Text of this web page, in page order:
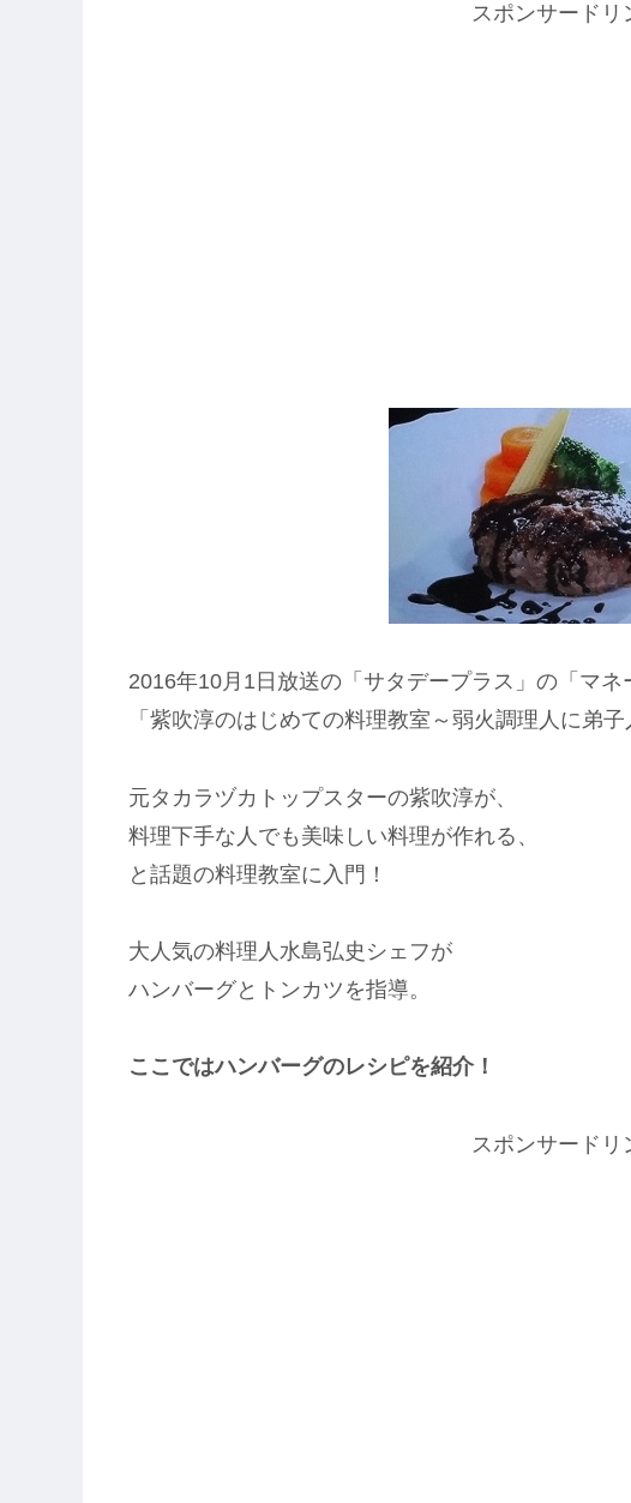
スポンサードリ
2016年10月1日放送の「サタデープラス」の「マネ
「紫吹淳のはじめての料理教室～弱火調理人に弟子
元タカラヅカトップスターの紫吹淳が、
料理下手な人でも美味しい料理が作れる、
と話題の料理教室に入門！
大人気の料理人水島弘史シェフが
ハンバーグとトンカツを指導。
ここではハンバーグのレシピを紹介！
スポンサードリ